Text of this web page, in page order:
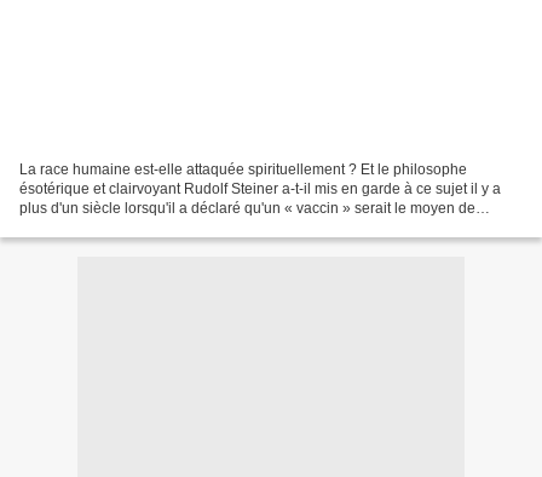
La race humaine est-elle attaquée spirituellement ? Et le philosophe
ésotérique et clairvoyant Rudolf Steiner a-t-il mis en garde à ce sujet il y a
plus d'un siècle lorsqu'il a déclaré qu'un « vaccin » serait le moyen de